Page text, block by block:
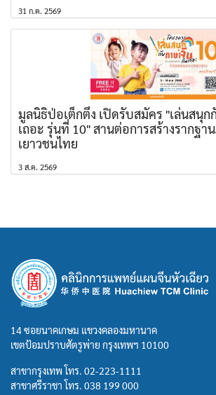
31 ก.ค. 2569
มูลนิธิป่อเต็กตึ๊ง เปิดรับสมัคร "เล่นสนุ
เถอะ รุ่นที่ 10" สานต่อการสร้างรากฐา
เยาวชนไทย
3 ส.ค. 2569
14 ซอยนาคเกษม แขวงคลองมหานาค
เขตป้อมปราบศัตรูพ่าย กรุงเทพฯ 10100
สาขากรุงเทพ โทร. 02-223-1111
สาขาศรีราชา โทร. 038 199 000